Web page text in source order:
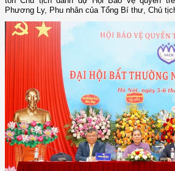
Phương Ly, Phu nhân của Tổng Bí thư, Chủ